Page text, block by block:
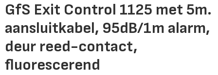
GfS Exit Control 1125 met 5m.
aansluitkabel, 95dB/1m alarm,
deur reed-contact,
fluorescerend